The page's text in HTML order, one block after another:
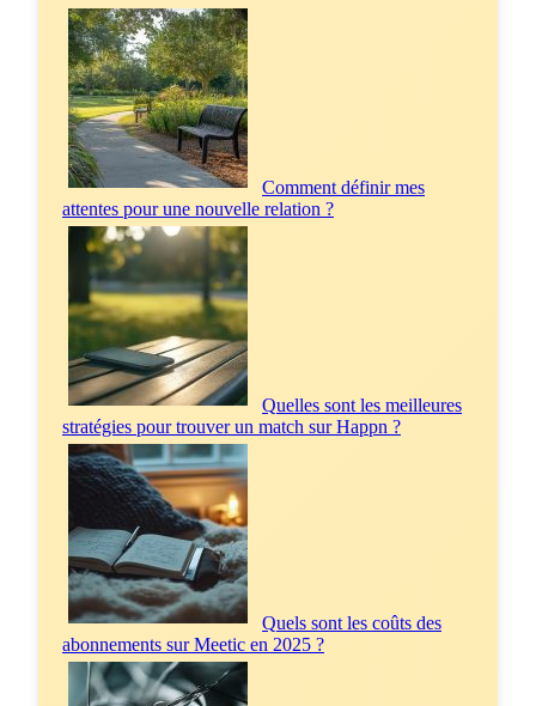
Comment définir mes
attentes pour une nouvelle relation ?
Quelles sont les meilleures
stratégies pour trouver un match sur Happn ?
Quels sont les coûts des
abonnements sur Meetic en 2025 ?